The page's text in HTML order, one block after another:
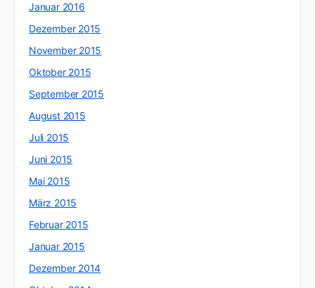
Januar 2016
Dezember 2015
November 2015
Oktober 2015
September 2015
August 2015
Juli 2015
Juni 2015
Mai 2015
März 2015
Februar 2015
Januar 2015
Dezember 2014